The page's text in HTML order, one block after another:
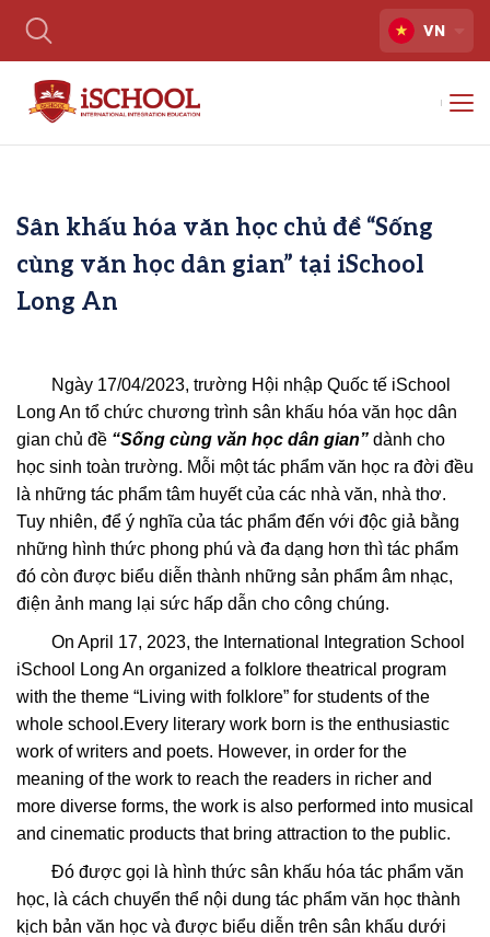
VN
Sân khấu hóa văn học chủ đề “Sống
cùng văn học dân gian” tại iSchool
Long An
Ngày 17/04/2023, trường Hội nhập Quốc tế iSchool
Long An tổ chức chương trình sân khấu hóa văn học dân
gian chủ đề “Sống cùng văn học dân gian” dành cho
học sinh toàn trường. Mỗi một tác phẩm văn học ra đời đều
là những tác phẩm tâm huyết của các nhà văn, nhà thơ.
Tuy nhiên, để ý nghĩa của tác phẩm đến với độc giả bằng
những hình thức phong phú và đa dạng hơn thì tác phẩm
đó còn được biểu diễn thành những sản phẩm âm nhạc,
điện ảnh mang lại sức hấp dẫn cho công chúng.
On April 17, 2023, the International Integration School
iSchool Long An organized a folklore theatrical program
with the theme “Living with folklore” for students of the
whole school.Every literary work born is the enthusiastic
work of writers and poets. However, in order for the
meaning of the work to reach the readers in richer and
more diverse forms, the work is also performed into musical
and cinematic products that bring attraction to the public.
Đó được gọi là hình thức sân khấu hóa tác phẩm văn
học, là cách chuyển thể nội dung tác phẩm văn học thành
kịch bản văn học và được biểu diễn trên sân khấu dưới